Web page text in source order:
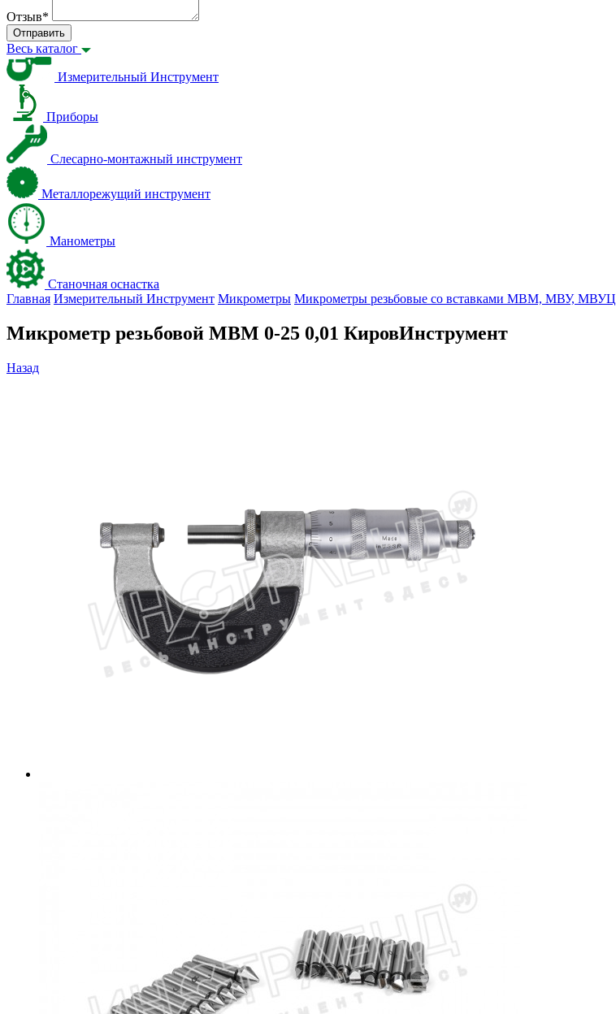
Отзыв*
Отправить
Весь каталог
Измерительный Инструмент
Приборы
Слесарно-монтажный инструмент
Металлорежущий инструмент
Манометры
Станочная оснастка
Главная Измерительный Инструмент Микрометры Микрометры резьбовые со вставками МВМ, МВУ, МВУЦ
Микрометр резьбовой МВМ 0-25 0,01 КировИнструмент
Назад